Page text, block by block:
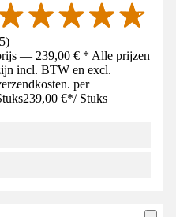
5)
— 239,00 € * Alle prijzen
incl. BTW en excl.
per
239,00 €*/ Stuks